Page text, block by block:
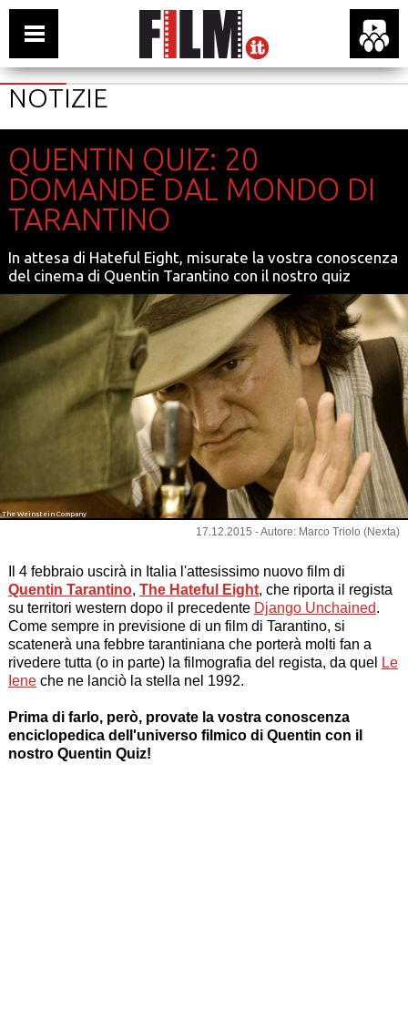
NOTIZIE
QUENTIN QUIZ: 20
DOMANDE DAL MONDO DI
TARANTINO
In attesa di Hateful Eight, misurate la vostra conoscenza
del cinema di Quentin Tarantino con il nostro quiz
The Weinstein Company
17.12.2015 - Autore: Marco Triolo (Nexta)
Il 4 febbraio uscirà in Italia l'attesissimo nuovo film di
Quentin Tarantino, The Hateful Eight, che riporta il regista
su territori western dopo il precedente Django Unchained.
Come sempre in previsione di un film di Tarantino, si
scatenerà una febbre tarantiniana che porterà molti fan a
rivedere tutta (o in parte) la filmografia del regista, da quel
Le
Ieneche ne lanciò la stella nel 1992.
Prima di farlo, però, provate la vostra conoscenza
enciclopedica dell'universo filmico di Quentin con il
nostro Quentin Quiz!